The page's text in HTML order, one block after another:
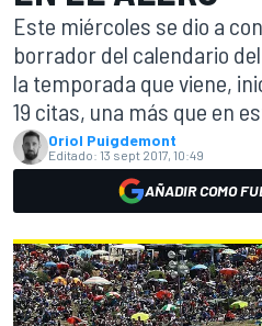
Este miércoles se dio a
borrador del calendario
la temporada que viene,
19 citas, una más que en
Oriol Puigdemont
Editado: 13 sept 2017, 10:49
AÑADIR COMO